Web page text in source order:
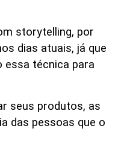
storytelling, por
dias atuais, já que
essa técnica para
seus produtos, as
das pessoas que o